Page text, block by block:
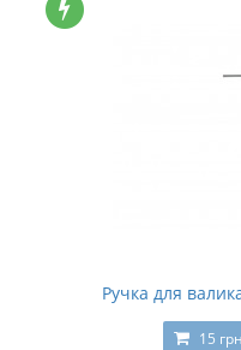
Ручка для
15